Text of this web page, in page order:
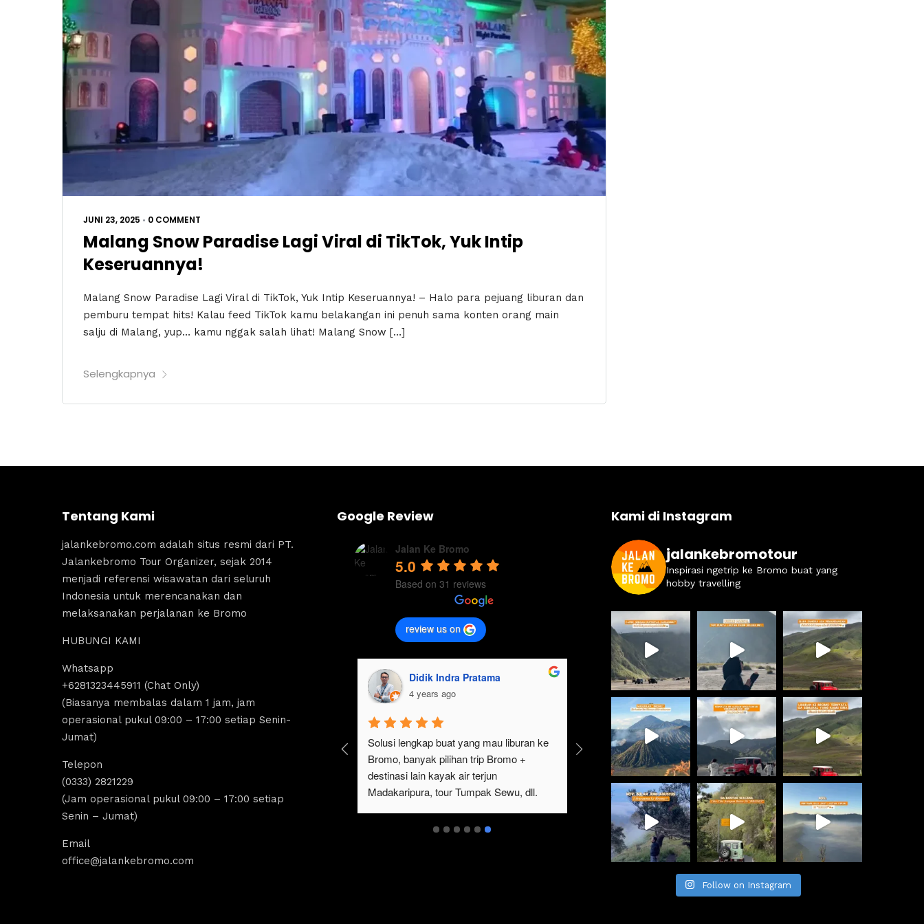
JUNI 23, 2025 • 0 COMMENT
Malang Snow Paradise Lagi Viral di TikTok, Yuk Intip
Keseruannya!
Malang Snow Paradise Lagi Viral di TikTok, Yuk Intip Keseruannya! – Halo para pejuang liburan dan
pemburu tempat hits! Kalau feed TikTok kamu belakangan ini penuh sama konten orang main
salju di Malang, yup… kamu nggak salah lihat! Malang Snow […]
Selengkapnya
Tentang Kami
jalankebromo.com adalah situs resmi dari PT.
Jalankebromo Tour Organizer, sejak 2014
menjadi referensi wisawatan dari seluruh
Indonesia untuk merencanakan dan
melaksanakan perjalanan ke Bromo
HUBUNGI KAMI
Whatsapp
+6281323445911 (Chat Only)
(Biasanya membalas dalam 1 jam, jam
operasional pukul 09:00 – 17:00 setiap Senin-
Jumat)
Telepon
(0333) 2821229
(Jam operasional pukul 09:00 – 17:00 setiap
Senin – Jumat)
Email
office@jalankebromo.com
Google Review
Jalan Ke Bromo
5.0
Based on 31 reviews
review us on
menyediakan sewa
Jeep malang.
aktivitas tour
dan trip bromo.
destinasi Air terjun
amazing banget
4 years ago
dan indah, ada juga tempat sewa jeep
bromo, kita bisa melakukan tour bromo
Sunrise dan Sunset.Pokoknya sangat
Didik Indra Pratama
4 years ago
Solusi lengkap buat yang mau liburan ke
Bromo, banyak pilihan trip Bromo +
destinasi lain kayak air terjun
Madakaripura, tour Tumpak Sewu, dll.
Kami di Instagram
jalankebromotour
Inspirasi ngetrip ke Bromo buat yang
hobby travelling
Follow on Instagram